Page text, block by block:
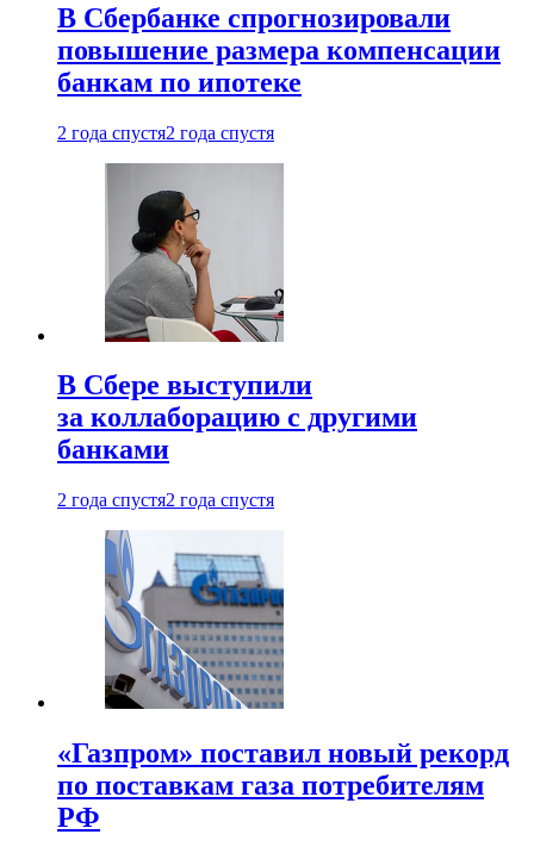
В Сбербанке спрогнозировали
повышение размера компенсации
банкам по ипотеке
2 года спустя2 года спустя
В Сбере выступили
за коллаборацию с другими
банками
2 года спустя2 года спустя
«Газпром» поставил новый рекорд
по поставкам газа потребителям
РФ